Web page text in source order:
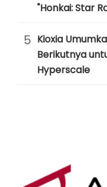
"Honkai: Star
5 Kioxia
Berikutnya
Hyperscale